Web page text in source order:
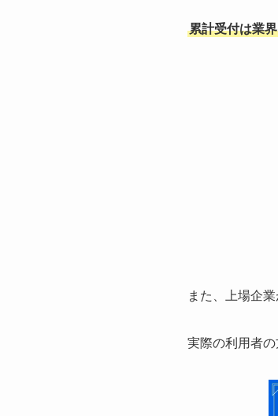
累計受付は業
また、上場企
実際の利用者